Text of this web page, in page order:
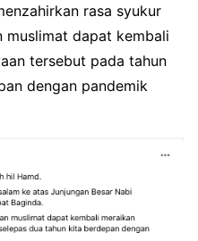
rasa syukur
muslimat dapat kembali
tersebut pada tahun
dengan pandemik